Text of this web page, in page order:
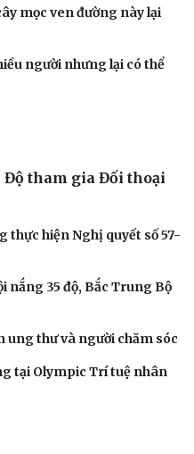
phép chất ma túy
2026 mới nhất: Việt
kết
Mỹ Đình sau khi xé lưới
về Hoàng Đức sau trận